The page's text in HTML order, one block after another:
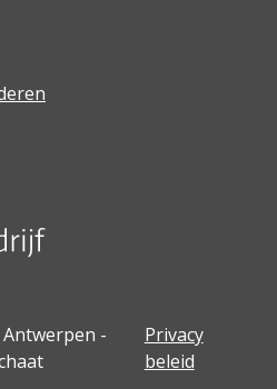
-
Privacy
beleid